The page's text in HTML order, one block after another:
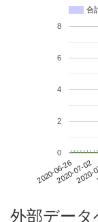
合
2020-06-262020-07-02
0
2
4
6
8
外部デー